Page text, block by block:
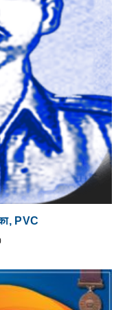
PVC